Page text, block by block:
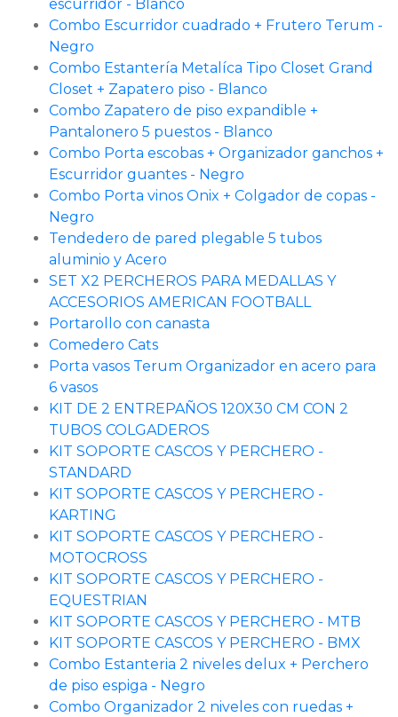
escurridor - Blanco
Combo Escurridor cuadrado + Frutero Terum -
Negro
Combo Estantería Metalíca Tipo Closet Grand
Closet + Zapatero piso - Blanco
Combo Zapatero de piso expandible +
Pantalonero 5 puestos - Blanco
Combo Porta escobas + Organizador ganchos +
Escurridor guantes - Negro
Combo Porta vinos Onix + Colgador de copas -
Negro
Tendedero de pared plegable 5 tubos
aluminio y Acero
SET X2 PERCHEROS PARA MEDALLAS Y
ACCESORIOS AMERICAN FOOTBALL
Portarollo con canasta
Comedero Cats
Porta vasos Terum Organizador en acero para
6 vasos
KIT DE 2 ENTREPAÑOS 120X30 CM CON 2
TUBOS COLGADEROS
KIT SOPORTE CASCOS Y PERCHERO -
STANDARD
KIT SOPORTE CASCOS Y PERCHERO -
KARTING
KIT SOPORTE CASCOS Y PERCHERO -
MOTOCROSS
KIT SOPORTE CASCOS Y PERCHERO -
EQUESTRIAN
KIT SOPORTE CASCOS Y PERCHERO - MTB
KIT SOPORTE CASCOS Y PERCHERO - BMX
Combo Estanteria 2 niveles delux + Perchero
de piso espiga - Negro
Combo Organizador 2 niveles con ruedas +